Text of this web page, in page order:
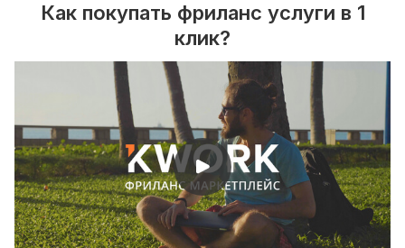
Как покупать фриланс услуги в 1
клик?